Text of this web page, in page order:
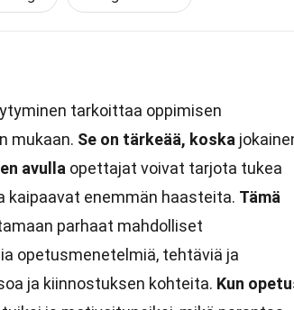
tarkoittaa oppimisen
mukaan. Se on tärkeää, koska
avulla opettajat voivat tarjota tukea
kaipaavat enemmän haasteita. Tämä
parhaat mahdolliset
opetusmenetelmiä, tehtäviä ja
ja kiinnostuksen kohteita. Kun